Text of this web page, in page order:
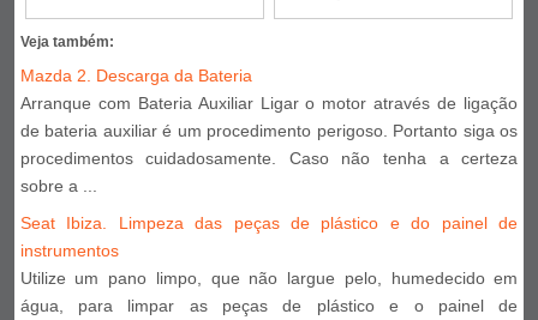
Veja também:
Mazda 2. Descarga da Bateria
Arranque com Bateria Auxiliar Ligar o motor através de ligação
de bateria auxiliar é um procedimento perigoso. Portanto siga os
procedimentos cuidadosamente. Caso não tenha a certeza
sobre a ...
Seat Ibiza. Limpeza das peças de plástico e do painel de
instrumentos
Utilize um pano limpo, que não largue pelo, humedecido em
água, para limpar as peças de plástico e o painel de